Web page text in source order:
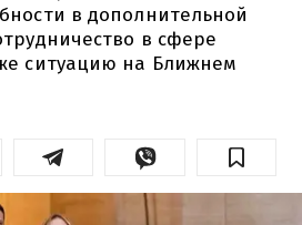
в дополнительной
в сфере
ситуацию на Ближнем